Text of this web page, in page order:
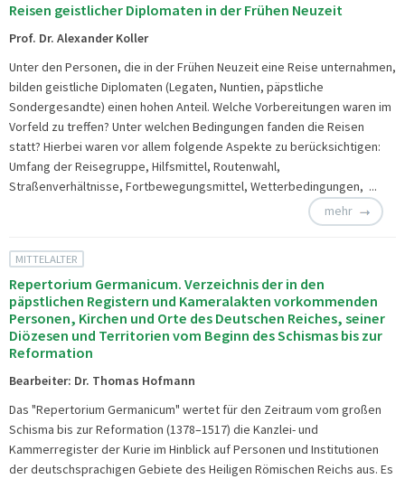
Reisen geistlicher Diplomaten in der Frühen Neuzeit
Prof. Dr. Alexander Koller
Unter den Personen, die in der Frühen Neuzeit eine Reise unternahmen,
bilden geistliche Diplomaten (Legaten, Nuntien, päpstliche
Sondergesandte) einen hohen Anteil. Welche Vorbereitungen waren im
Vorfeld zu treffen? Unter welchen Bedingungen fanden die Reisen
statt? Hierbei waren vor allem folgende Aspekte zu berücksichtigen:
Umfang der Reisegruppe, Hilfsmittel, Routenwahl,
Straßenverhältnisse, Fortbewegungsmittel, Wetterbedingungen, ...
mehr
MITTELALTER
Repertorium Germanicum. Verzeichnis der in den
päpstlichen Registern und Kameralakten vorkommenden
Personen, Kirchen und Orte des Deutschen Reiches, seiner
Diözesen und Territorien vom Beginn des Schismas bis zur
Reformation
Bearbeiter: Dr. Thomas Hofmann
Das "Repertorium Germanicum" wertet für den Zeitraum vom großen
Schisma bis zur Reformation (1378–1517) die Kanzlei- und
Kammerregister der Kurie im Hinblick auf Personen und Institutionen
der deutschsprachigen Gebiete des Heiligen Römischen Reichs aus. Es